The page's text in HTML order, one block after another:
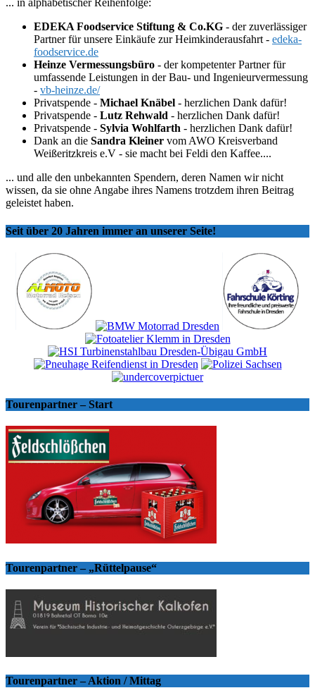
... in alphabetischer Reihenfolge:
EDEKA Foodservice Stiftung & Co.KG - der zuverlässiger
Partner für unsere Einkäufe zur Heimkinderausfahrt - edeka-
foodservice.de
Heinze Vermessungsbüro - der kompetenter Partner für
umfassende Leistungen in der Bau- und Ingenieurvermessung
- vb-heinze.de/
Privatspende - Michael Knäbel - herzlichen Dank dafür!
Privatspende - Lutz Rehwald - herzlichen Dank dafür!
Privatspende - Sylvia Wohlfarth - herzlichen Dank dafür!
Dank an die Sandra Kleiner vom AWO Kreisverband
Weißeritzkreis e.V - sie macht bei Feldi den Kaffee....
... und alle den unbekannten Spendern, deren Namen wir nicht
wissen, da sie ohne Angabe ihres Namens trotzdem ihren Beitrag
geleistet haben.
Seit über 20 Jahren immer an unserer Seite!
Tourenpartner – Start
Tourenpartner – „Rüttelpause“
Tourenpartner – Aktion / Mittag